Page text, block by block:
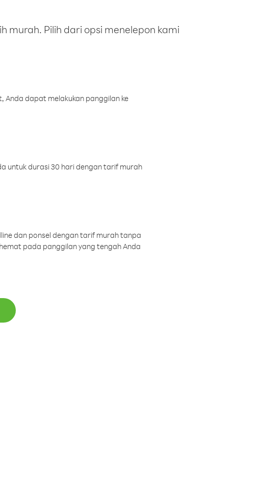
murah. Pilih dari opsi menelepon kami
Anda dapat melakukan panggilan ke
untuk durasi 30 hari dengan tarif murah
dan ponsel dengan tarif murah tanpa
pada panggilan yang tengah Anda